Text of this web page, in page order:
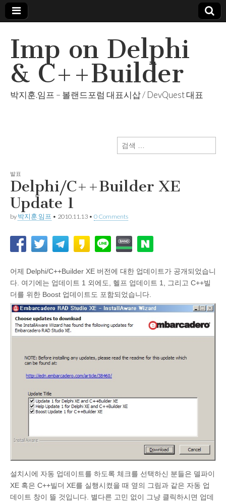
Imp on Delphi
& C++Builder
박지훈.임프 – 볼랜드포럼 대표시삽 / DevQuest 대표
검
색:
발표
Delphi/C++Builder XE
Update 1
by 박지훈.임프 • 2010.11.13 • 0 Comments
어제 Delphi/C++Builder XE 버전에 대한 업데이트가 공개되었습니
다. 여기에는 업데이트 1 외에도, 헬프 업데이트 1, 그리고 C++빌
더를 위한 Boost 업데이트도 포함되었습니다.
설치시에 자동 업데이트를 하도록 체크를 선택하신 분들은 델파이
XE 혹은 C++빌더 XE를 실행시켰을 때 옆의 그림과 같은 자동 업
데이트 창이 뜰 것입니다. 별다른 고민 없이 그냥 클릭하시면 업데